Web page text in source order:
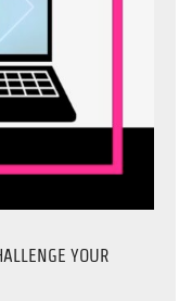
YOUR